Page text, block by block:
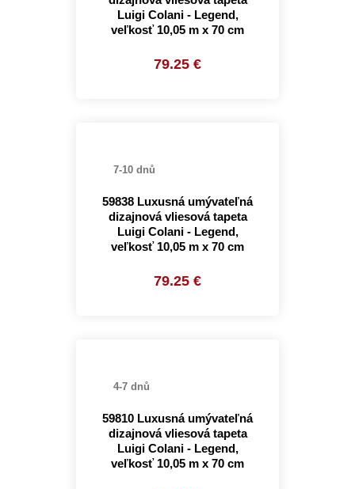
Luigi Colani - Legend,
veľkosť 10,05 m x 70 cm
79.25 €
7-10 dnů
59838 Luxusná umývateľná
dizajnová vliesová tapeta
Luigi Colani - Legend,
veľkosť 10,05 m x 70 cm
79.25 €
4-7 dnů
59810 Luxusná umývateľná
dizajnová vliesová tapeta
Luigi Colani - Legend,
veľkosť 10,05 m x 70 cm